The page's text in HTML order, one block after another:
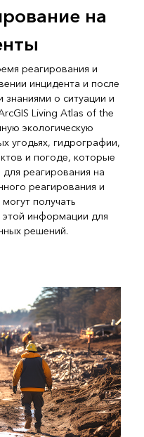
на
реагирования и
инцидента и после
о ситуации и
Living Atlas of the
экологическую
гидрографии,
и погоде, которые
реагирования на
реагирования и
получать
информации для
решений.